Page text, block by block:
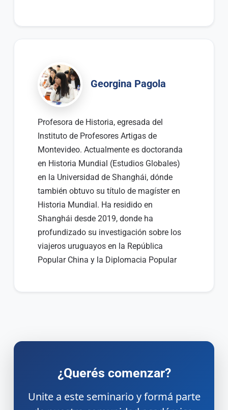
Georgina Pagola
Profesora de Historia, egresada del
Instituto de Profesores Artigas de
Montevideo. Actualmente es doctoranda
en Historia Mundial (Estudios Globales)
en la Universidad de Shanghái, dónde
también obtuvo su título de magíster en
Historia Mundial. Ha residido en
Shanghái desde 2019, donde ha
profundizado su investigación sobre los
viajeros uruguayos en la República
Popular China y la Diplomacia Popular
¿Querés comenzar?
Unite a este seminario y formá parte